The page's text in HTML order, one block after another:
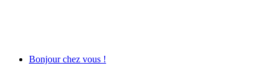
Bonjour chez vous !